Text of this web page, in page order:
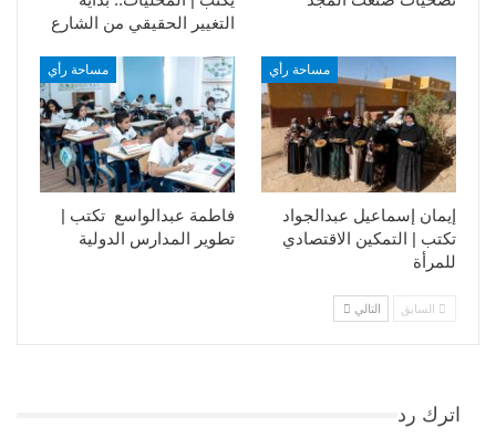
التغيير الحقيقي من الشارع
مساحة رأي
فاطمة عبدالواسع تكتب |
تطوير المدارس الدولية
مساحة رأي
إيمان إسماعيل عبدالجواد
تكتب | التمكين الاقتصادي
للمرأة
السابق التالي
اترك رد